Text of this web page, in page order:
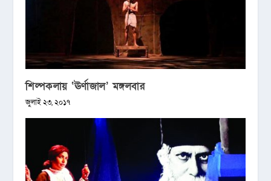
শিল্পকলায় ‘ঊর্ণাজাল’ মঙ্গলবার
জুলাই ২৩, ২০১৭